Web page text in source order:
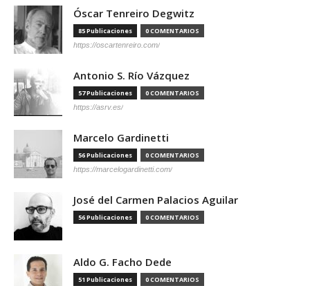
Óscar Tenreiro Degwitz
85 Publicaciones 0 COMENTARIOS
https://oscartenreiro.com/
Antonio S. Río Vázquez
57 Publicaciones 0 COMENTARIOS
https://asrv.es/
Marcelo Gardinetti
56 Publicaciones 0 COMENTARIOS
https://marcelogardinetti.com/
José del Carmen Palacios Aguilar
56 Publicaciones 0 COMENTARIOS
Aldo G. Facho Dede
51 Publicaciones 0 COMENTARIOS